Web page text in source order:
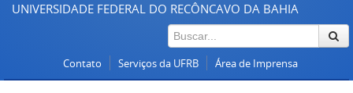
Canais
UNIVERSIDADE FEDERAL DO RECÔNCAVO DA BAHIA
Contato Serviços da UFRB Área de Imprensa